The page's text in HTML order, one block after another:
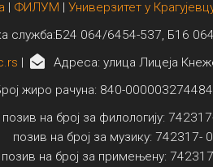
| ФИЛУМ | Универзитет у
служба:Б24 064/6454-537, Б16
|
Адреса: улица Лицеја
жиро рачуна: 840-
позив на број за филологију:
позив на број за музику: 742317-
позив на број за примењену: